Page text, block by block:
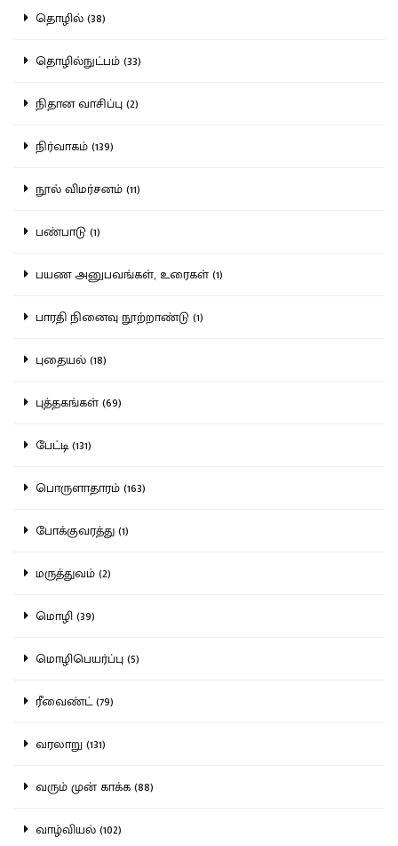
தொழில் (38)
தொழில்நுட்பம் (33)
நிதான வாசிப்பு (2)
நிர்வாகம் (139)
நூல் விமர்சனம் (11)
பண்பாடு (1)
பயண அனுபவங்கள், உரைகள் (1)
பாரதி நினைவு நூற்றாண்டு (1)
புதையல் (18)
புத்தகங்கள் (69)
பேட்டி (131)
பொருளாதாரம் (163)
போக்குவரத்து (1)
மருத்துவம் (2)
மொழி (39)
மொழிபெயர்ப்பு (5)
ரீவைண்ட் (79)
வரலாறு (131)
வரும் முன் காக்க (88)
வாழ்வியல் (102)